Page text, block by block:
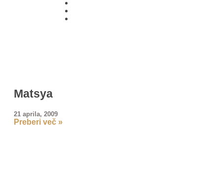
Matsya
21 aprila, 2009
Preberi več »